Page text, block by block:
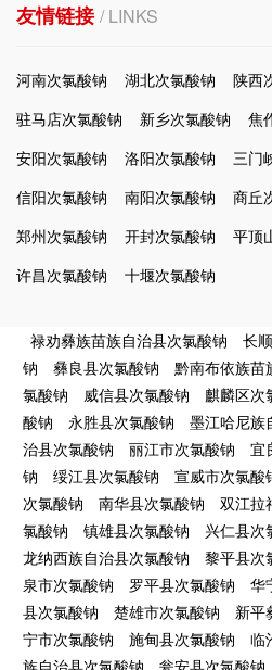
友情链接/ LINKS
河南次氯酸钠 湖北次氯酸钠 陕西
驻马店次氯酸钠
新乡次氯酸钠 焦
安阳次氯酸钠
洛阳次氯酸钠 三门
信阳次氯酸钠
南阳次氯酸钠 商丘
郑州次氯酸钠
开封次氯酸钠 平顶
许昌次氯酸钠
十堰次氯酸钠
禄劝彝族苗族自治县次氯酸钠 长
钠
彝良县次氯酸钠 黔南布依族苗
氯酸钠
威信县次氯酸钠 麒麟区次
酸钠
永胜县次氯酸钠 墨江哈尼族
治县次氯酸钠
丽江市次氯酸钠 宜
钠
绥江县次氯酸钠 宣威市次氯酸
次氯酸钠
南华县次氯酸钠
双江拉
氯酸钠
镇雄县次氯酸钠 兴仁县次
龙纳西族自治县次氯酸钠
黎平县次
泉市次氯酸钠
罗平县次氯酸钠 华
县次氯酸钠
楚雄市次氯酸钠 新平
宁市次氯酸钠
施甸县次氯酸钠 临
族自治县次氯酸钠
瓮安县次氯酸钠